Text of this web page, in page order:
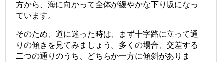
方から、海に向かって全体が緩やかな下り坂になっ
ています。
そのため、道に迷った時は、まず十字路に立って通
りの傾きを見てみましょう。多くの場合、交差する
二つの通りのうち、どちらか一方に傾斜がありま